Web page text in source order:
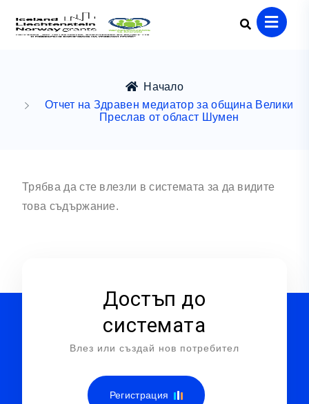
Начало
Отчет на Здравен медиатор за община Велики
Преслав от област Шумен
Трябва да сте влезли в системата за да видите
това съдържание.
Достъп до
системата
Влез или създай нов потребител
Регистрация